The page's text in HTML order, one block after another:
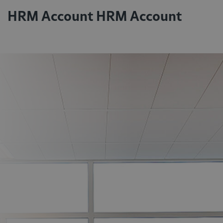
HRM Account HRM Account